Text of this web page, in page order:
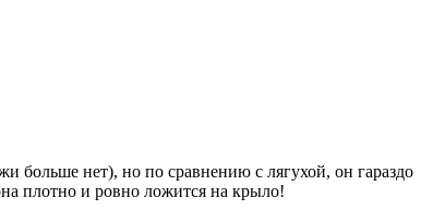
больше нет), но по сравнению с лягухой, он гараздо
плотно и ровно ложится на крыло!